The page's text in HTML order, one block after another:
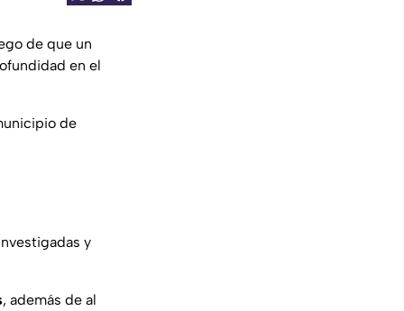
de que un
en el
de
y
, además de al